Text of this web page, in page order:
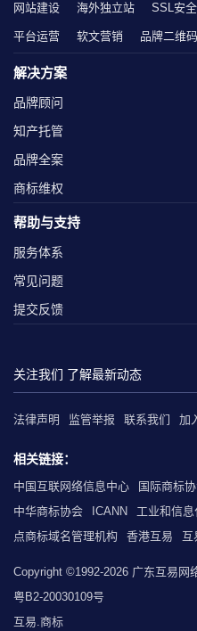
网站建设 海外独立站 SSL安
平台运营 软文营销 品牌二维码
解决方案
品牌顾问
知产托管
品牌全案
商标维权
帮助与支持
服务体系
常见问题
提交反馈
关注我们 了解最新动态
法律声明 监管举报 联系我们 加
相关链接：
中国互联网络信息中心 国际商标
中华商标协会
ICANN 工业和信息
点商标域名管理机构
香港互易 互
Copyright ©1992-2026 广东互易网
粤B2-20030109号
互易.商标